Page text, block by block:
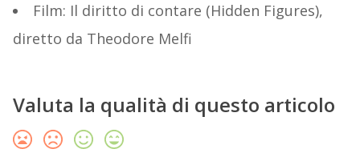
Film: Il diritto di contare (Hidden Figures),
diretto da Theodore Melfi
Valuta la qualità di questo articolo